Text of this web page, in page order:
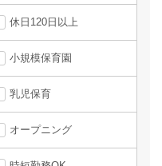
休日120日以上
小規模保育園
乳児保育
オープニング